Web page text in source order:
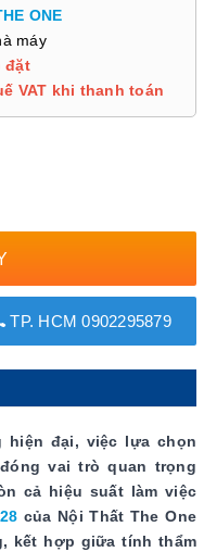
ONE
máy
đặt
VAT khi thanh toán
TP. HCM 0902295879
hiện đại, việc lựa chọn
vai trò quan trọng
cả hiệu suất làm việc
của Nội Thất The One
kết hợp giữa tính thẩm